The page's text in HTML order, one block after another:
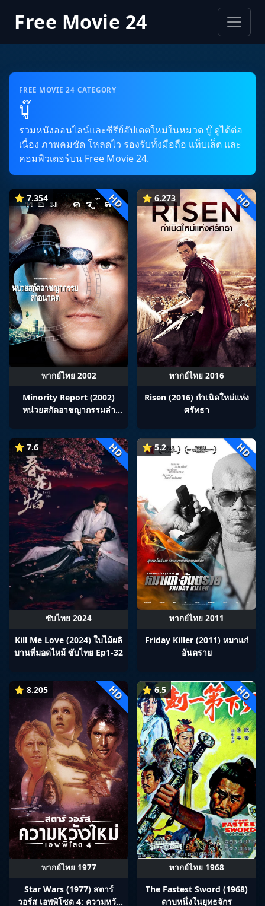
Free Movie 24
FREE MOVIE 24 CATEGORY
บู๊
รวมหนังออนไลน์และซีรีย์อัปเดตใหม่ในหมวด บู๊ ดูได้ต่อ
เนื่อง ภาพคมชัด โหลดไว รองรับทั้งมือถือ แท็บเล็ต และ
คอมพิวเตอร์บน Free Movie 24.
⭐ 7.354 HD
พากย์ไทย 2002
Minority Report (2002)
หน่วยสกัดอาชญากรรมล่า
⭐ 6.273 HD
พากย์ไทย 2016
Risen (2016) กำเนิดใหม่แห่ง
ศรัทธา
⭐ 7.6 HD
ซับไทย 2024
Kill Me Love (2024) ใบไม้ผลิ
บานที่มอดไหม้ ซับไทย Ep1-32
⭐ 5.2 HD
พากย์ไทย 2011
Friday Killer (2011) หมาแก่
อันตราย
⭐ 8.205 HD
พากย์ไทย 1977
Star Wars (1977) สตาร์
วอร์ส เอพพิโซด 4: ความหวัง
⭐ 6.5 HD
พากย์ไทย 1968
The Fastest Sword (1968)
ดาบหนึ่งในยุทธจักร